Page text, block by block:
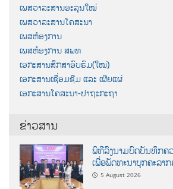
ເພສວາລະສານອະລຸນໃໝ່
ເພສວາລະສານໂຄສະນາ
ເພສຫ້ອງການ
ເພສຫ້ອງການ ສພທ
ເອກະສານສຶກສາອົບຮົມ(ໃໝ່)
ເອກະສານເຊື່ອມຊືມ ແລະ ເຜີຍແຜ່
ເອກະສານໂຄສະນາ-ປາຖະກະຖາ
ຂ່າວສານ
ພິທີລົງນາມບົດບັນທຶກຄ
ເພື່ອພັດທະນາບຸກຄະລ
5 August 2026